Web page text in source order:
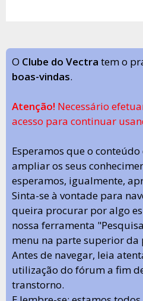
O Clube do Vectra tem o
boas-vindas.
Atenção! Necessário
acesso para continuar
Esperamos que o
ampliar os seus
esperamos, igualmente,
Sinta-se à vontade para
queira procurar por algo
nossa ferramenta
menu na parte superior da
Antes de navegar, leia
utilização do fórum a fim
transtorno.